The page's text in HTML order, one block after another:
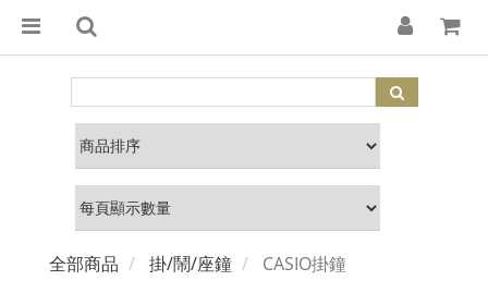
全部商品 掛/鬧/座鐘 CASIO掛鐘